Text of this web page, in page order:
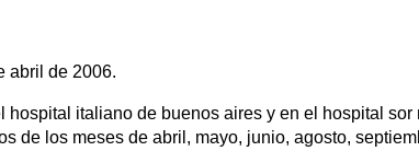
abril de 2006.
italiano de buenos aires y en el hospital sor
de los meses de abril, mayo, junio, agosto,